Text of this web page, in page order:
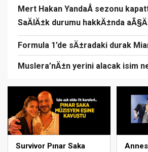
Mert Hakan YandaÅ sezonu
SaÄlÄ±k durumu hakkÄ±nda
Formula 1’de sÄ±radaki durak
Muslera’nÄ±n yerini alacak isim
Survivor Pınar Saka